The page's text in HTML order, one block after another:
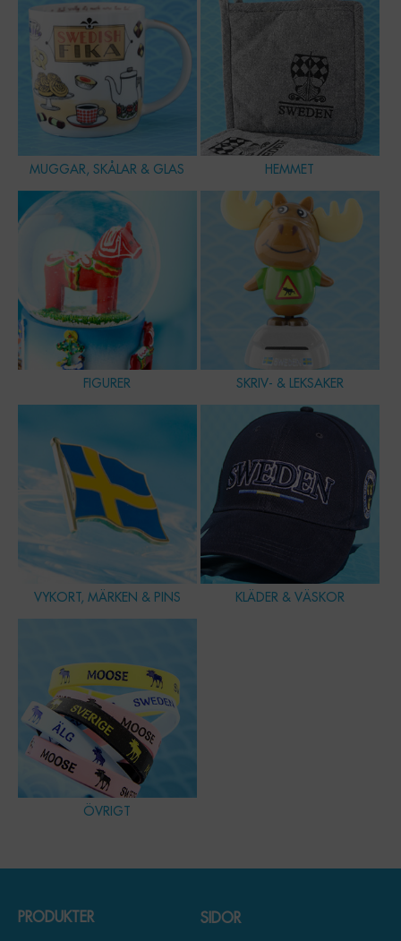
MUGGAR, SKÅLAR & GLAS HEMMET
FIGURER SKRIV- & LEKSAKER
VYKORT, MÄRKEN & PINS KLÄDER & VÄSKOR
ÖVRIGT
PRODUKTER SIDOR